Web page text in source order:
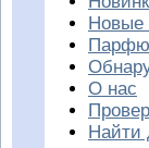
Новые
О нас
Найти